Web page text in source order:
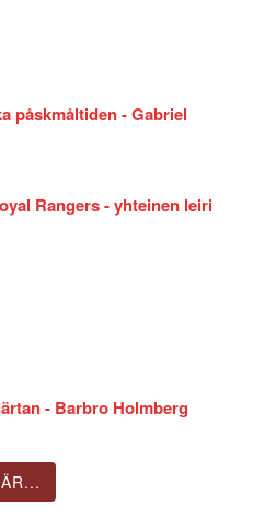
påskmåltiden - Gabriel
Rangers - yhteinen leiri
- Barbro Holmberg